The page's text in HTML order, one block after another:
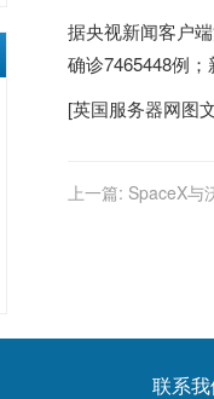
据央视新闻客户
确诊7465448例；
[英国服务器网图
上一篇: SpaceX与
联系